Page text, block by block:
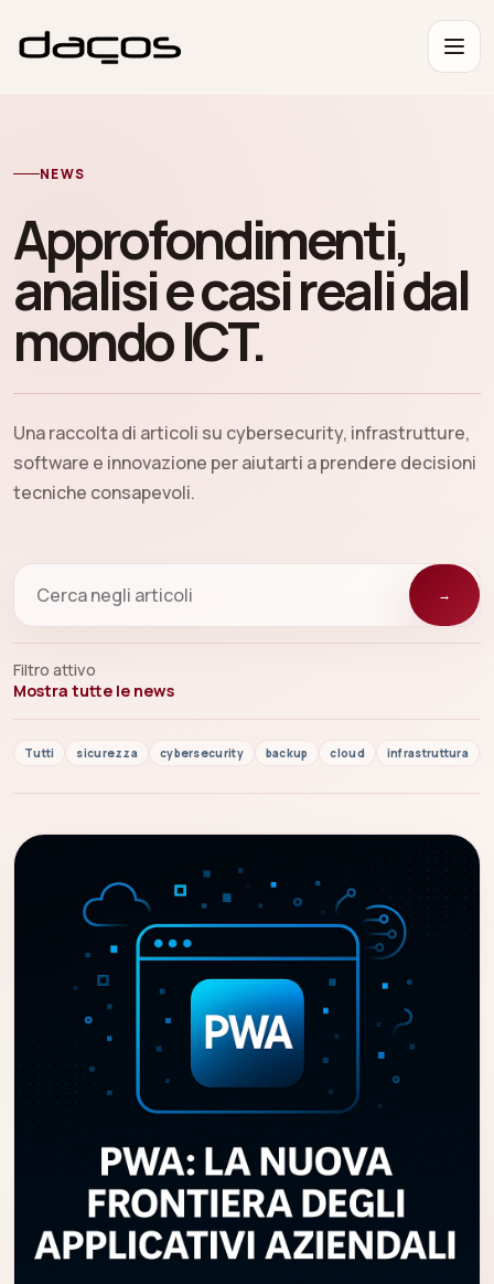
NEWS
Approfondimenti,
analisi e casi reali dal
mondo ICT.
Una raccolta di articoli su cybersecurity, infrastrutture,
software e innovazione per aiutarti a prendere decisioni
tecniche consapevoli.
→
Filtro attivo
Mostra tutte le news
Tutti sicurezza cybersecurity backup cloud infrastruttura